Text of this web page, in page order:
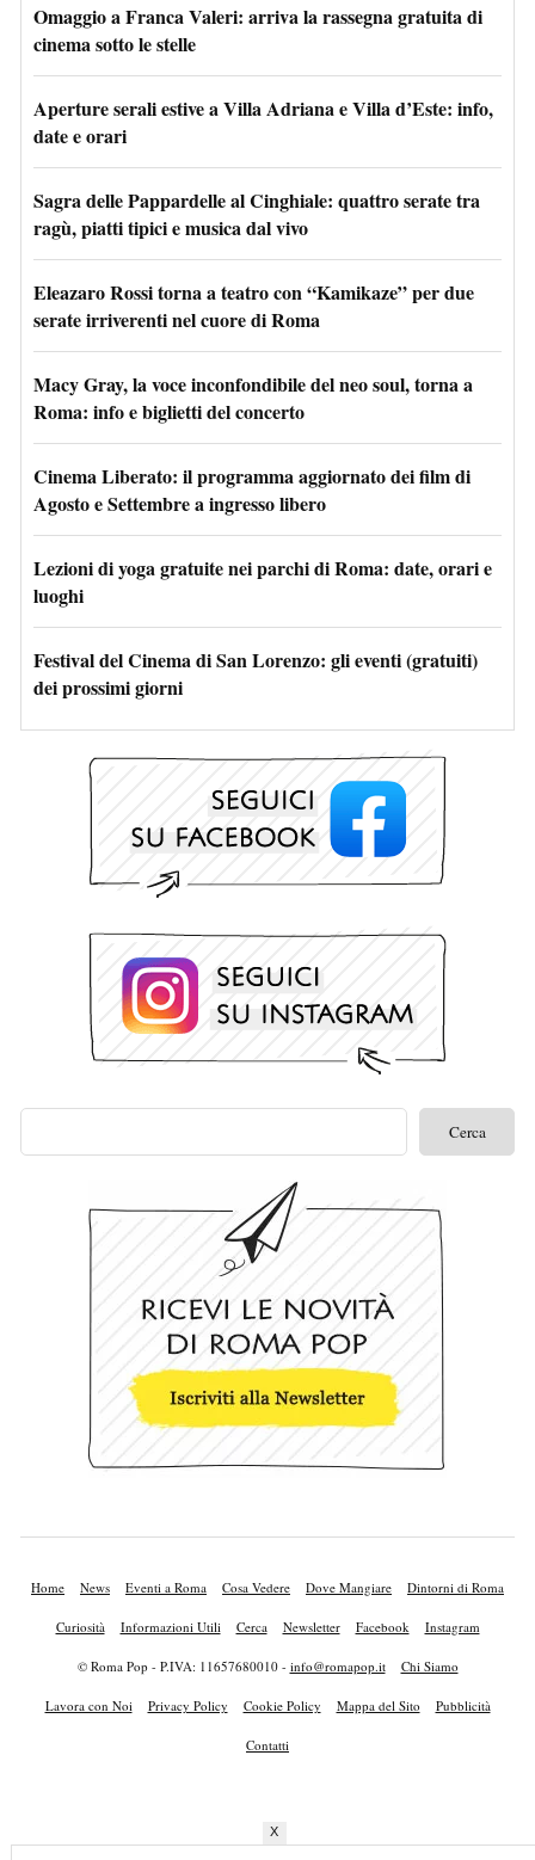
Omaggio a Franca Valeri: arriva la rassegna gratuita di
cinema sotto le stelle
Aperture serali estive a Villa Adriana e Villa d’Este: info,
date e orari
Sagra delle Pappardelle al Cinghiale: quattro serate tra
ragù, piatti tipici e musica dal vivo
Eleazaro Rossi torna a teatro con “Kamikaze” per due
serate irriverenti nel cuore di Roma
Macy Gray, la voce inconfondibile del neo soul, torna a
Roma: info e biglietti del concerto
Cinema Liberato: il programma aggiornato dei film di
Agosto e Settembre a ingresso libero
Lezioni di yoga gratuite nei parchi di Roma: date, orari e
luoghi
Festival del Cinema di San Lorenzo: gli eventi (gratuiti)
dei prossimi giorni
Home News Eventi a Roma Cosa Vedere Dove Mangiare Dintorni di Roma
Curiosità Informazioni Utili Cerca Newsletter Facebook Instagram
© Roma Pop - P.IVA: 11657680010 - info@romapop.it Chi Siamo
Lavora con Noi Privacy Policy Cookie Policy Mappa del Sito Pubblicità
Contatti
X